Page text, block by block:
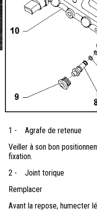
1 -
Agrafe de retenue
Veiller à son bon
fixation.
2 -
Joint torique
Remplacer
Avant la repose, humecter